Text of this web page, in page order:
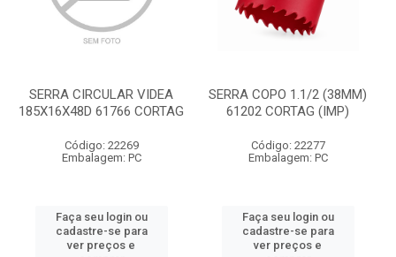
SERRA CIRCULAR VIDEA
185X16X48D 61766 CORTAG
Código: 22269
Embalagem: PC
Faça seu login ou
cadastre-se para
ver preços e
SERRA COPO 1.1/2 (38MM)
61202 CORTAG (IMP)
Código: 22277
Embalagem: PC
Faça seu login ou
cadastre-se para
ver preços e